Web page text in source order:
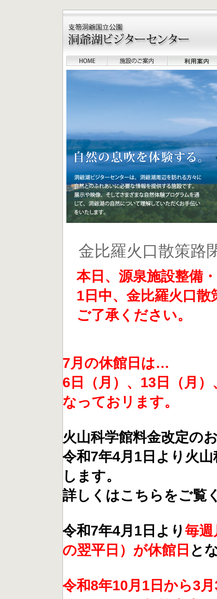
金比羅火口散策路
本日、源泉施設整備
1日中、金比羅火口散
ご了承ください。
7月の休館日は…
6日（月）、13日（月
なっておリます。
火山科学館料金改定の
令和7年4月1日より火
します。
詳しくはこちらをご覧
令和7年4月1日より 毎週
の翌平日）が休館日 と
令和8年10月1日から3